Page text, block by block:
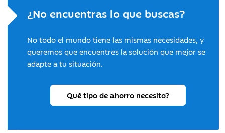
¿No encuentras lo que buscas?
No todo el mundo tiene las mismas necesidades, y
queremos que encuentres la solución que mejor se
adapte a tu situación.
Qué tipo de ahorro necesito?